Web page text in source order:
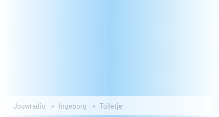
Jouwradio Ingeborg Toiletje